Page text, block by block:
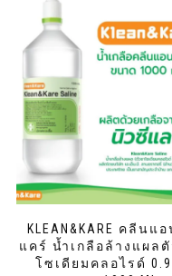
KLEAN&KARE คลีนแ
แคร์ น้ำเกลือล้างแผลตั
โซเดียมคลอไรด์